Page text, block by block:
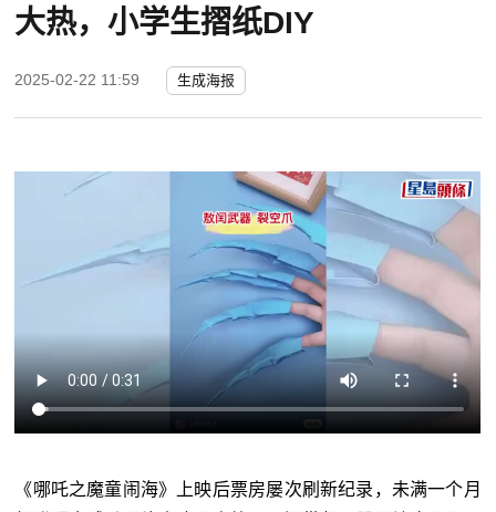
大热，小学生摺纸DIY
2025-02-22 11:59 生成海报
《哪吒之魔童闹海》上映后票房屡次刷新纪录，未满一个月